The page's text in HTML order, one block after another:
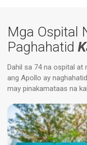
Mga Ospital
Paghahatid
Dahil sa 74 na ospital at
ang Apollo ay
may pinakamataas na